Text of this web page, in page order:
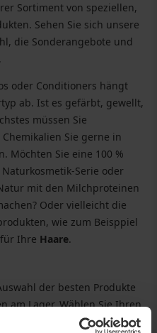
Sortiment von speziellen,
Sehen Sie sich unsere
die Sonderangebote und
oder Conditioners hängt
ab. Ist es gefärbt, gewellt,
müssen Sie
Sie gerne in
Möchten Sie eine 100 %
Serie oder
mit den Milchproteinen
Oder vielleicht die
wie zum Beisppiel
für Ihre Haare.
der besten Produkte
am Lager. Wählen Sie Ihren
die Ihrem Haar und Ihrer